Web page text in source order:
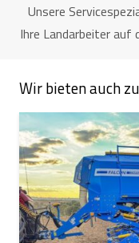
Unsere
Ihre Landarbeiter
Wir bieten auch